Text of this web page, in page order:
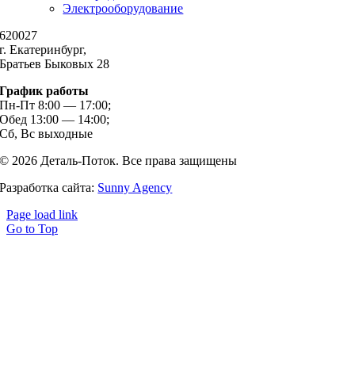
Электрооборудование
620027
г. Екатеринбург,
Братьев Быковых 28
График работы
Пн-Пт 8:00 — 17:00;
Обед 13:00 — 14:00;
Сб, Вс выходные
© 2026 Деталь-Поток. Все права защищены
Разработка сайта: Sunny Agency
Page load link
Go to Top